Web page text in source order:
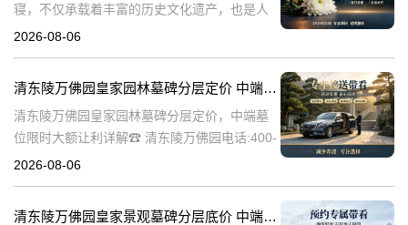
寝，不仅承载着丰富的历史文化遗产，也是人
们缅怀先人、寄托哀思的重要场所。近年来，
清
2026-08-06
清东陵万佛园皇家园林墓碑分层定价 中端墓位限时大额让利详解
清东陵万佛园皇家园林墓碑分层定价，中端墓
位限时大额让利详解☎ 清东陵万佛园电话:400-
838-5063清东陵万佛园，作为中国历史上著名
2026-08-06
清东陵万佛园皇家景观墓碑分层底价 中端墓位限时直降上万